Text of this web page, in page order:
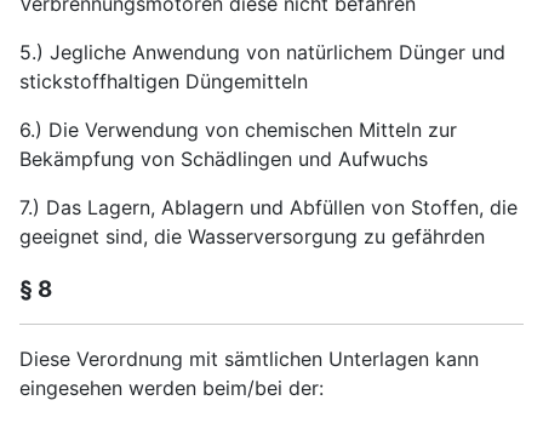
5.) Jegliche Anwendung von natürlichem Dünger und
stickstoffhaltigen Düngemitteln
6.) Die Verwendung von chemischen Mitteln zur
Bekämpfung von Schädlingen und Aufwuchs
7.) Das Lagern, Ablagern und Abfüllen von Stoffen, die
geeignet sind, die Wasserversorgung zu gefährden
§ 8
Diese Verordnung mit sämtlichen Unterlagen kann
eingesehen werden beim/bei der: